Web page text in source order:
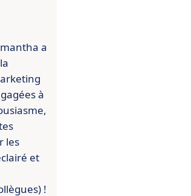
a
à
les
et
!